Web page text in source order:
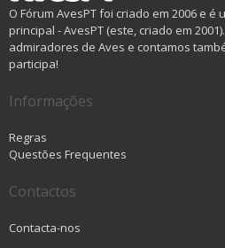
O Fórum AvesPT foi criado em 2006 e
principal - AvesPT (este, criado em
admiradores de Aves e contamos
participa!
Informações
Regras
Questões Frequentes
Contactos
Contacta-nos